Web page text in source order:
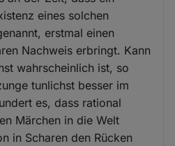
eines solchen
erstmal einen
Nachweis erbringt. Kann
wahrscheinlich ist, so
tunlichst besser im
es, dass rational
Märchen in die Welt
in Scharen den Rücken